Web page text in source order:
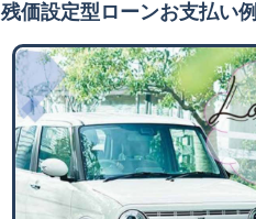
残価設定型ローンお支払い例